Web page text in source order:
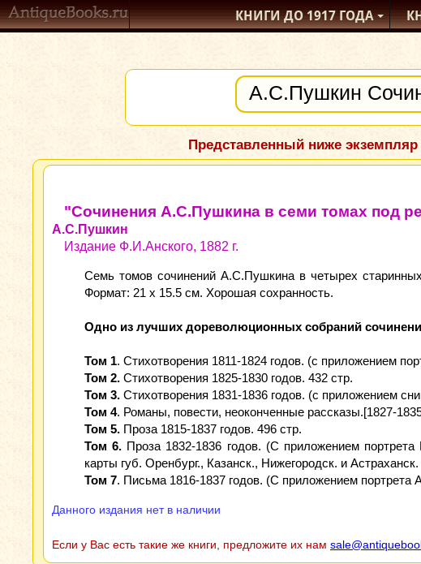
КНИГИ ДО 1917ГОДА
Представленный ниже
"Сочинения А.С.Пушкина в семи томах под
А.С.Пушкин
Издание Ф.И.Анского, 1882 г.
Семь томов сочинений А.С.Пушкина в четырех
Формат: 21 x 15.5 см. Хорошая сохранность.
Одно из лучших дореволюционных собраний
Том 1. Стихотворения 1811-1824 годов. (с приложением
Том 2. Стихотворения 1825-1830 годов. 432 стр.
Том 3. Стихотворения 1831-1836 годов. (с приложением
Том 4. Романы, повести, неоконченные рассказы.[1827-
Том 5. Проза 1815-1837 годов. 496 стр.
Том 6. Проза 1832-1836 годов. (С приложением
карты губ. Оренбург., Казанск., Нижегородск. и Астраханск.
Том 7. Письма 1816-1837 годов. (С приложением
Данного издания нет в наличии
Если у Вас есть такие же книги, предложите их нам